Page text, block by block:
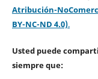
Atribución-
BY-NC-ND 4.0).
Usted puede
siempre que: